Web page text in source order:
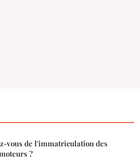
vous de l'immatriculation des
?